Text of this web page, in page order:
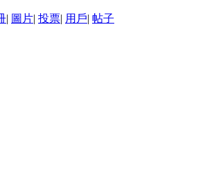
| 圖片| 投票| 用戶| 帖子